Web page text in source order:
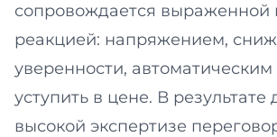
сопровождается выраженной
реакцией: напряжением,
уверенности,
уступить в цене. В
высокой экспертизе